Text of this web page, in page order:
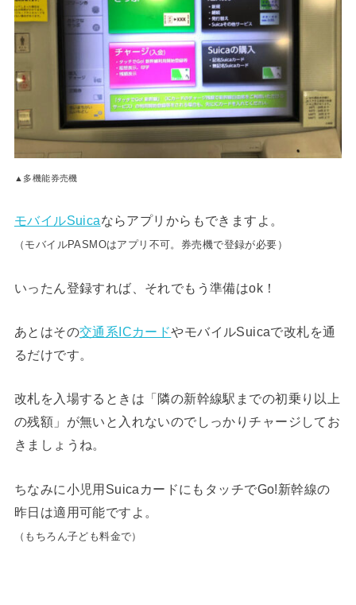
▲多機能券売機
モバイルSuicaならアプリからもできますよ。
（モバイルPASMOはアプリ不可。券売機で登録が必要）
いったん登録すれば、それでもう準備はok！
あとはその交通系ICカードやモバイルSuicaで改札を通
るだけです。
改札を入場するときは「隣の新幹線駅までの初乗り以上
の残額」が無いと入れないのでしっかりチャージしてお
きましょうね。
ちなみに小児用SuicaカードにもタッチでGo!新幹線の
昨日は適用可能ですよ。
（もちろん子ども料金で）